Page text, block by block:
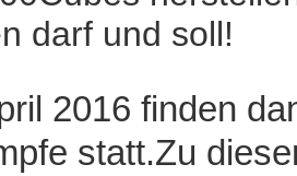
darf und soll!
2016 finden
statt.Zu